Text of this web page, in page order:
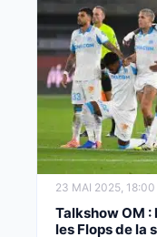
23 MAI 2025, 18:00
Talkshow OM
les Flops de la